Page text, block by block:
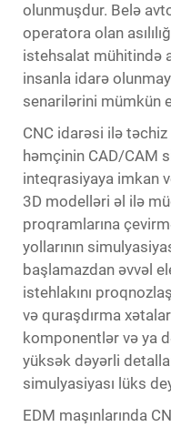
olunmuşdur. Belə
operatora olan
istehsalat mühitində
insanla idarə
senarilərini mümkün
CNC idarəsi ilə təchiz
həmçinin CAD/CAM
inteqrasiyaya imkan
3D modelləri əl ilə
proqramlarına
yollarının
başlamazdan əvvəl
istehlakını
və quraşdırma
komponentlər və ya
yüksək dəyərli
simulyasiyası lüks
EDM maşınlarında